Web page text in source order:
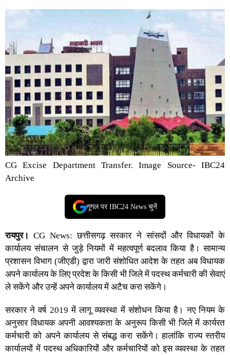
CG Excise Department Transfer. Image Source- IBC24
Archive
गूगल पर IBC24 News चुनें
रायपुर। CG News: छत्तीसगढ़सरकार ने सांसदों और विधायकों के
कार्यालय संचालन से जुड़े नियमों में महत्वपूर्ण बदलाव किया है।सामान्य
प्रशासन विभाग(जीएडी) द्वारा जारी संशोधित आदेश के तहत अब विधायक
अपने कार्यालय के लिए प्रदेश के किसी भी जिले में पदस्थ कर्मचारी की सेवाएं
ले सकेंगे और उन्हें अपने कार्यालय में अटैच करा सकेंगे।
सरकार ने वर्ष 2019 में लागू व्यवस्था में संशोधन किया है। नए नियम के
अनुसार विधायक अपनी आवश्यकता के अनुरूप किसी भी जिले में कार्यरत
कर्मचारी को अपने कार्यालय से संबद्ध करा सकेंगे। हालांकि राज्य स्तरीय
कार्यालयों में पदस्थ अधिकारियों और कर्मचारियों को इस व्यवस्था के तहत